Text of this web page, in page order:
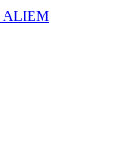
ALIEM